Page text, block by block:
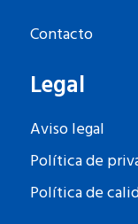
Contacto
Legal
Aviso legal
Política de
Política de